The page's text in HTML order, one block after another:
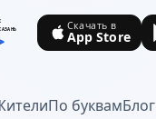
КАЗАНЬ
По буквамБлог
Скачать в
App Store